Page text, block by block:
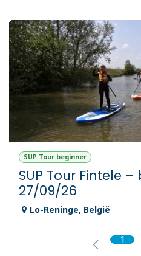
SUP Tour beginner
SUP Tour Fintele
27/09/26
Lo-Reninge, België
1